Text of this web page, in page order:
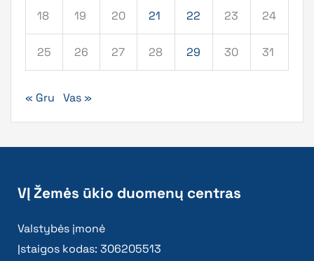
18 19 20 21 22 23 24
25 26 27 28 29 30 31
« Gru Vas »
VĮ Žemės ūkio duomenų centras
Valstybės įmonė
Įstaigos kodas: 306205513